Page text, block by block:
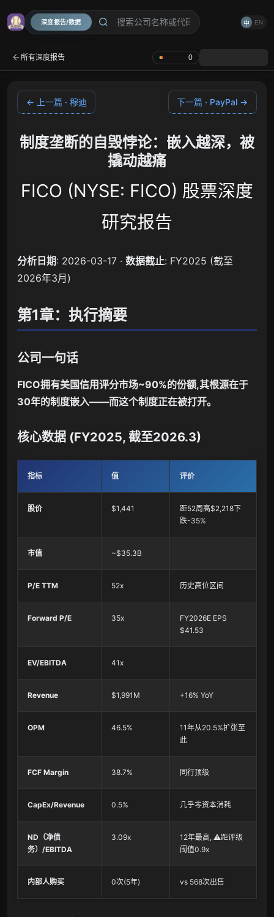
深度报告/数据 中 EN
所有深度报告 0
← 上一篇 · 穆迪 下一篇 · PayPal →
制度垄断的自毁悖论：嵌入越深，被
撬动越痛
FICO (NYSE: FICO) 股票深度
研究报告
分析日期: 2026-03-17 · 数据截止: FY2025 (截至
2026年3月)
第1章：执行摘要
公司一句话
FICO拥有美国信用评分市场~90%的份额,其根源在于
30年的制度嵌入——而这个制度正在被打开。
核心数据 (FY2025, 截至2026.3)
指标 值 评价
股价 $1,441
距52周高$2,218下
跌-35%
市值 ~$35.3B
P/E TTM 52x 历史高位区间
Forward P/E 35x
FY2026E EPS
$41.53
EV/EBITDA 41x
Revenue $1,991M +16% YoY
OPM 46.5%
11年从20.5%扩张至
此
FCF Margin 38.7% 同行顶级
CapEx/Revenue 0.5% 几乎零资本消耗
ND（净债
务）/EBITDA
3.09x
12年最高, ⚠️距评级
阈值0.9x
内部人购买 0次(5年) vs 568次出售